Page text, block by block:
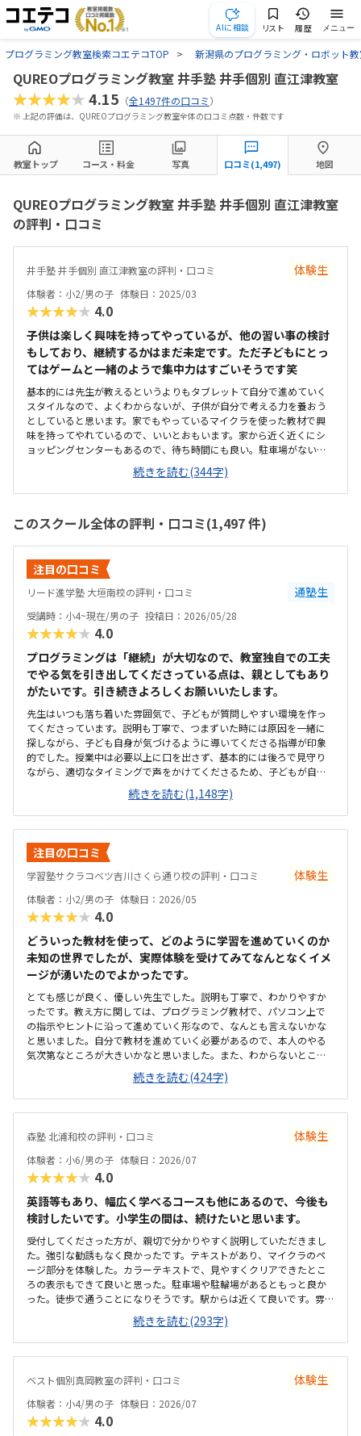
AIに相談 リスト 履歴 メニュー
プログラミング教室検索コエテコTOP 新潟県のプログラミング・ロボット
QUREOプログラミング教室 井手塾 井手個別 直江津教室
★★★★★4.15 （全1497件の口コミ）
※ 上記の評価は、QUREOプログラミング教室全体の口コミ点数・件数です
教室トップ コース・料金 写真 口コミ(1,497) 地図
QUREOプログラミング教室 井手塾 井手個別 直江津教室
の評判・口コミ
井手塾 井手個別 直江津教室の評判・口コミ 体験生
体験者：小2/男の子 体験日：2025/03
★★★★★ 4.0
子供は楽しく興味を持ってやっているが、他の習い事の検討
もしており、継続するかはまだ未定です。ただ子どもにとっ
てはゲームと一緒のようで集中力はすごいそうです笑
基本的には先生が教えるというよりもタブレットて自分で進めていく
スタイルなので、よくわからないが、子供が自分で考える力を養おう
としていると思います。家でもやっているマイクラを使った教材で興
味を持ってやれているので、いいとおもいます。家から近く近くにシ
ョッピングセンターもあるので、待ち時間にも良い。駐車場がないの
が難点。（ショッピングセンターに止めますが）少し狭いように感じ
ますが、他の生徒も黙々と勉強に取んでおり、勉強する環境としては
良いと思います。他の習い事に比べると値段設定は高いとは感じてい
なく、その点でも高いと感じています。やはりマイクラは家でもゲー
ムでやっていますので、興味を持って取り組めているのがとてもよい
です。
続きを読む(344字)
このスクール全体の評判・口コミ(1,497 件)
注目の口コミ
リード進学塾 大垣南校の評判・口コミ 通塾生
受講時：小4~現在/男の子 投稿日：2026/05/28
★★★★★ 4.0
プログラミングは「継続」が大切なので、教室独自での工夫
でやる気を引き出してくださっている点は、親としてもあり
がたいです。引き続きよろしくお願いいたします。
先生はいつも落ち着いた雰囲気で、子どもが質問しやすい環境を作っ
てくださっています。説明も丁寧で、つまずいた時には原因を一緒に
探しながら、子ども自身が気づけるように導いてくださる指導が印象
的でした。授業中は必要以上に口を出さず、基本的には後ろで見守り
ながら、適切なタイミングで声をかけてくださるため、子どもが自分
のペースで安心して取り組めています。カリキュラムの細かな内容ま
ではまだ把握しきれていませんが、教室独自の進捗シートがとても分
かりやすく作られており、「今日はどこまで進んだか」が一目で確認
できる仕組みになっています。子ども自身も「今日はここまで進んだ
よ」と嬉しそうに教えてくれるので、学習の見える化がしっかりでき
ていると感じます。さらに、各ステップの先には「このあたりでどの
検定レベルを目指せるか」といった目安も書かれており、今どの段階
す。プログラミングは進度や理解度が見えにくいイメージがありまし
たが、このシートのおかげで成長の道筋が具体的にイメージでき、安
ため、通いやすさとしては「普通」という評価にさせていただきま
す。周辺は大通りで交通量が多く、路上での一時的な乗り降りが難し
いため、毎回専用駐車場に入れる必要があります。少し手間には感じ
ますが、安全面を考えると仕方がない部分でもあり、安心して送り迎
えができる環境だと思っています。教室内は全体的にきれいに整って
おり、落ち着いた雰囲気で学べる環境だと感じました。設備もきちん
と手入れされていて、パソコンや机まわりも清潔に保たれているた
め、子どもが安心して集中できる空間になっています。初めてのプロ
グラミング学習でも不安なく取り組める環境が整っている点は、とて
も良い印象でした。教室の割引制度があることで助かってはいます
いのかもしれませんが、教室独自で小学生向けの出席カード制度があ
と景品と交換できる仕組みになっているため、子どもも毎回楽しみに
しています。特に大きく気になる点はありません。通い始めてから困
り、教室の雰囲気や指導の進め方、独自の取り組みなど、総合的に満
足しています。子どもが楽しく通えており、成長を実感できる点が何
よりありがたいです。今後もこのまま安心して続けられればと思って
います。
続きを読む(1,148字)
注目の口コミ
学習塾サクラコベツ吉川さくら通り校の評判・口コミ 体験生
体験者：小2/男の子 体験日：2026/05
★★★★★ 4.0
どういった教材を使って、どのように学習を進めていくのか
未知の世界でしたが、実際体験を受けてみてなんとなくイメ
ージが湧いたのでよかったです。
とても感じが良く、優しい先生でした。説明も丁寧で、わかりやすか
ったです。教え方に関しては、プログラミング教材で、パソコン上で
の指示やヒントに沿って進めていく形なので、なんとも言えないかな
と思いました。自分で教材を進めていく必要があるので、本人のやる
気次第なところが大きいかなと思いました。また、わからないところ
をわからないまま適当に進めず、きちんと質問し、確認しながらでき
るかどうかが懸念点です。家から近く、徒歩で子ども1人でも通わせる
ことができそうなので、そこは魅力的だなと思いました。こじんまり
とした教室ですが、机や椅子は綺麗でした。余計なものが置かれてい
中では高めかなと思います。ただ、パソコンとその中にある教材を使
用するため、高くなってしまうのは仕方ないかなとも思います。マイ
クラが使われているということで子どもが興味を持っていました。遊
び感覚で学んでいけるのは良いと思います。
続きを読む(424字)
森塾 北浦和校の評判・口コミ 体験生
体験者：小6/男の子 体験日：2026/07
★★★★★ 4.0
英語等もあり、幅広く学べるコースも他にあるので、今後も
検討したいです。小学生の間は、続けたいと思います。
受付してくださった方が、親切で分かりやすく説明していただきまし
た。強引な勧誘もなく良かったです。テキストがあり、マイクラのペ
ージ部分を体験した。カラーテキストで、見やすくクリアできたとこ
ろの表示もできて良いと思った。駐車場や駐輪場があるともっと良か
った。徒歩で通うことになりそうです。駅からは近くて良いです。雰囲
気も良く、清潔感もあった。部屋が区切られていて、個人スペースも
確保されていて良かった。基本料金以外に、追加料金があまり無さそ
うで良かった。できれば、毎月1万以内で通いたいです。子供に熱心に
話しかけてくださったり、褒めてくださって、子供が頑張ろうという
続きを読む(293字)
ベスト個別真岡教室の評判・口コミ 体験生
体験者：小4/男の子 体験日：2026/07
★★★★★ 4.0